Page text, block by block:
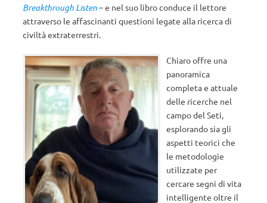
Breakthrough Listen– e nel suo libro conduce il lettore
attraverso le affascinanti questioni legate alla ricerca di
civiltà extraterrestri.
Chiaro offre una
panoramica
completa e attuale
delle ricerche nel
campo del Seti,
esplorando sia gli
aspetti teorici che
le metodologie
utilizzate per
cercare segni di vita
intelligente oltre il